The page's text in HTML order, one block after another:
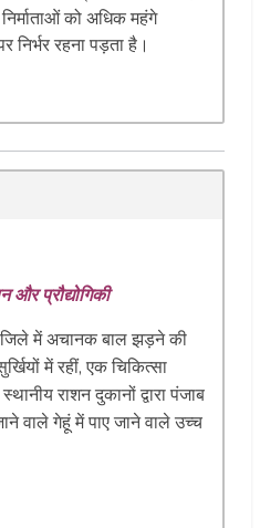
को अधिक महंगे
निर्भर रहना पड़ता है।
और प्रौद्योगिकी
जिले में अचानक बाल झड़ने की
में रहीं, एक चिकित्सा
राशन दुकानों द्वारा पंजाब
वाले गेहूं में पाए जाने वाले उच्च